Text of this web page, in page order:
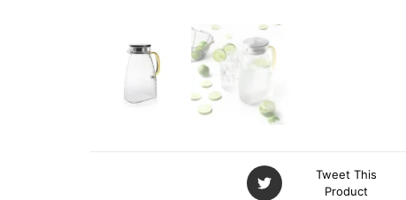
Tweet This
Product